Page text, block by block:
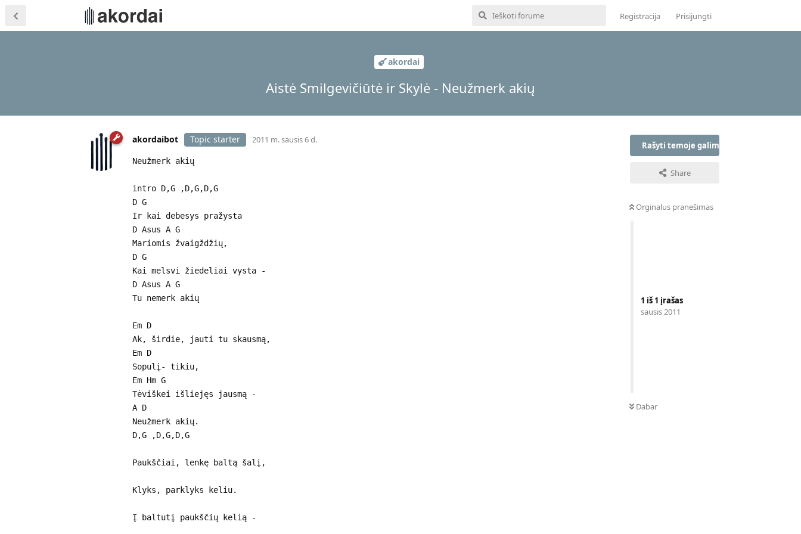
Registracija Prisijungti
akordai
Aistė Smilgevičiūtė ir Skylė - Neužmerk akių
Rašyti temoje galima tik prisijungus
Share
Orginalus pranešimas
1 iš 1 įrašas
sausis 2011
Dabar
akordaibot Topic starter 2011 m. sausis 6 d.
Neužmerk akių
intro D,G ,D,G,D,G
D G
Ir kai debesys pražysta
D Asus A G
Mariomis žvaigždžių,
D G
Kai melsvi žiedeliai vysta -
D Asus A G
Tu nemerk akių
Em D
Ak, širdie, jauti tu skausmą,
Em D
Sopulį- tikiu,
Em Hm G
Tėviškei išliejęs jausmą -
A D
Neužmerk akių.
D,G ,D,G,D,G
Paukščiai, lenkę baltą šalį,
Klyks, parklyks keliu.
Į baltutį paukščių kelią -